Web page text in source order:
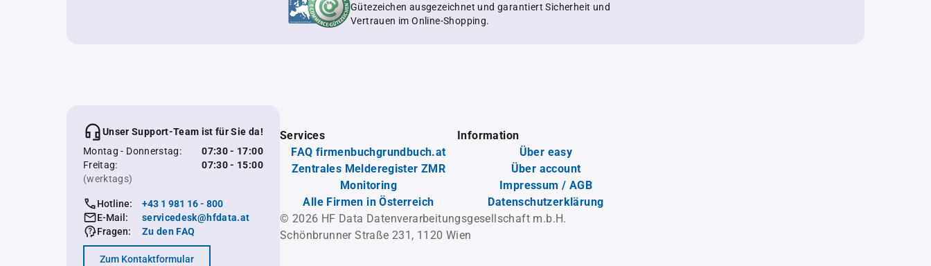
Gütezeichen ausgezeichnet und garantiert Sicherheit und
Vertrauen im Online-Shopping.
Unser Support-Team ist für Sie da!
Montag - Donnerstag:
07:30 - 17:00
Freitag:
07:30 - 15:00
(werktags)
Hotline:
+43 1 981 16 - 800
E-Mail:
servicedesk@hfdata.at
Fragen:
Zu den FAQ
Zum Kontaktformular
Services
FAQ firmenbuchgrundbuch.at
Zentrales Melderegister ZMR
Monitoring
Alle Firmen in Österreich
Information
Über easy
Über account
Impressum / AGB
Datenschutzerklärung
© 2026 HF Data Datenverarbeitungsgesellschaft m.b.H.
Schönbrunner Straße 231, 1120 Wien